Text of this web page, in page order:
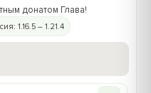
донатом Глава!
1.16.5 – 1.21.4